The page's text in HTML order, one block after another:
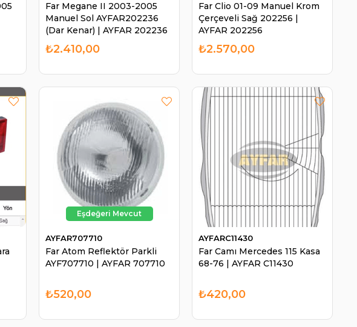
Far Megane II 2003-2005
Manuel Sol AYFAR202236
(Dar Kenar) | AYFAR 202236
₺2.410,00
Far Clio 01-09 Manuel Krom
Çerçeveli Sağ 202256 |
AYFAR 202256
₺2.570,00
Far Atom Reflektör Parkli
AYF707710 | AYFAR 707710
AYFAR707710
₺520,00
Far Camı Mercedes 115 Kasa
68-76 | AYFAR C11430
AYFARC11430
₺420,00